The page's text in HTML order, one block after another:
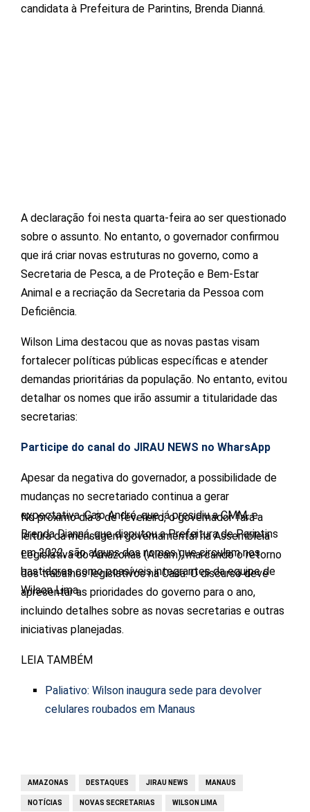
candidata à Prefeitura de Parintins, Brenda Dianná.
A declaração foi nesta quarta-feira ao ser questionado
sobre o assunto. No entanto, o governador confirmou
que irá criar novas estruturas no governo, como a
Secretaria de Pesca, a de Proteção e Bem-Estar
Animal e a recriação da Secretaria da Pessoa com
Deficiência.
Wilson Lima destacou que as novas pastas visam
fortalecer políticas públicas específicas e atender
demandas prioritárias da população. No entanto, evitou
detalhar os nomes que irão assumir a titularidade das
secretarias:
Participe do canal do JIRAU NEWS no WharsApp
Apesar da negativa do governador, a possibilidade de
mudanças no secretariado continua a gerar
expectativa. Caio André, que já presidiu a CMM, e
Brenda Dianná, que disputou a Prefeitura de Parintins
em 2022, são alguns dos nomes que circulam nos
bastidores como possíveis integrantes da equipe de
Wilson Lima.
No próximo dia 3 de fevereiro, o governador fará a
leitura da mensagem governamental na Assembleia
Legislativa do Amazonas (Aleam), marcando o retorno
dos trabalhos legislativos na Casa. O discurso deve
apresentar as prioridades do governo para o ano,
incluindo detalhes sobre as novas secretarias e outras
iniciativas planejadas.
LEIA TAMBÉM
Paliativo: Wilson inaugura sede para devolver
celulares roubados em Manaus
AMAZONAS DESTAQUES JIRAU NEWS MANAUS
NOTÍCIAS NOVAS SECRETARIAS WILSON LIMA